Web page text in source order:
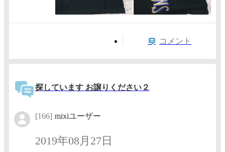
コメント
探しています お譲りください２
[166] mixiユーザー
2019年08月27日